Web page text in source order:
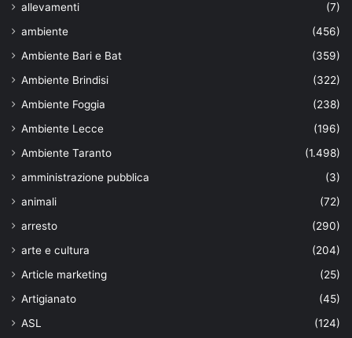
allevamenti
(7)
ambiente
(456)
Ambiente Bari e Bat
(359)
Ambiente Brindisi
(322)
Ambiente Foggia
(238)
Ambiente Lecce
(196)
Ambiente Taranto
(1.498)
amministrazione pubblica
(3)
animali
(72)
arresto
(290)
arte e cultura
(204)
Article marketing
(25)
Artigianato
(45)
ASL
(124)